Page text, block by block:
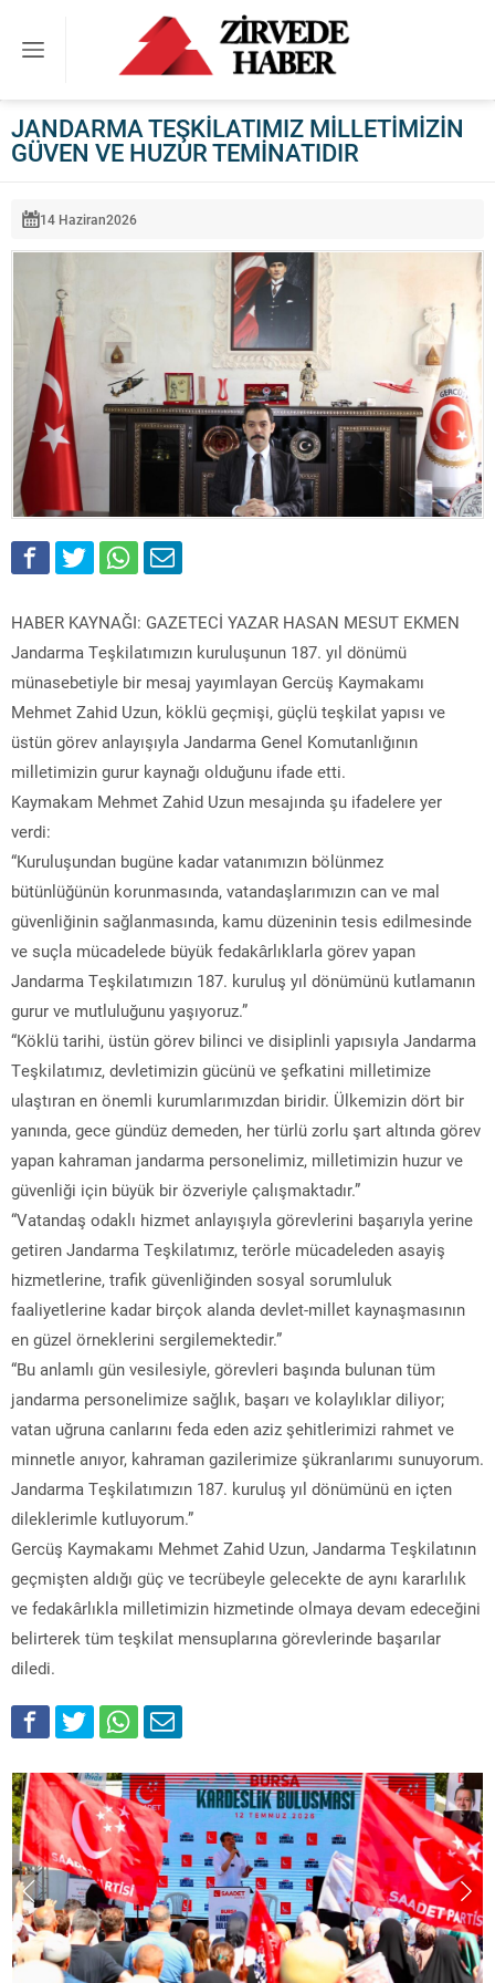
JANDARMA TEŞKİLATIMIZ MİLLETİMİZİN
GÜVEN VE HUZUR TEMİNATIDIR
14 Haziran2026
HABER KAYNAĞI: GAZETECİ YAZAR HASAN MESUT EKMEN
Jandarma Teşkilatımızın kuruluşunun 187. yıl dönümü
münasebetiyle bir mesaj yayımlayan Gercüş Kaymakamı
Mehmet Zahid Uzun, köklü geçmişi, güçlü teşkilat yapısı ve
üstün görev anlayışıyla Jandarma Genel Komutanlığının
milletimizin gurur kaynağı olduğunu ifade etti.
Kaymakam Mehmet Zahid Uzun mesajında şu ifadelere yer
verdi:
“Kuruluşundan bugüne kadar vatanımızın bölünmez
bütünlüğünün korunmasında, vatandaşlarımızın can ve mal
güvenliğinin sağlanmasında, kamu düzeninin tesis edilmesinde
ve suçla mücadelede büyük fedakârlıklarla görev yapan
Jandarma Teşkilatımızın 187. kuruluş yıl dönümünü kutlamanın
gurur ve mutluluğunu yaşıyoruz.”
“Köklü tarihi, üstün görev bilinci ve disiplinli yapısıyla Jandarma
Teşkilatımız, devletimizin gücünü ve şefkatini milletimize
ulaştıran en önemli kurumlarımızdan biridir. Ülkemizin dört bir
yanında, gece gündüz demeden, her türlü zorlu şart altında görev
yapan kahraman jandarma personelimiz, milletimizin huzur ve
güvenliği için büyük bir özveriyle çalışmaktadır.”
“Vatandaş odaklı hizmet anlayışıyla görevlerini başarıyla yerine
getiren Jandarma Teşkilatımız, terörle mücadeleden asayiş
hizmetlerine, trafik güvenliğinden sosyal sorumluluk
faaliyetlerine kadar birçok alanda devlet-millet kaynaşmasının
en güzel örneklerini sergilemektedir.”
“Bu anlamlı gün vesilesiyle, görevleri başında bulunan tüm
jandarma personelimize sağlık, başarı ve kolaylıklar diliyor;
vatan uğruna canlarını feda eden aziz şehitlerimizi rahmet ve
minnetle anıyor, kahraman gazilerimize şükranlarımı sunuyorum.
Jandarma Teşkilatımızın 187. kuruluş yıl dönümünü en içten
dileklerimle kutluyorum.”
Gercüş Kaymakamı Mehmet Zahid Uzun, Jandarma Teşkilatının
geçmişten aldığı güç ve tecrübeyle gelecekte de aynı kararlılık
ve fedakârlıkla milletimizin hizmetinde olmaya devam edeceğini
belirterek tüm teşkilat mensuplarına görevlerinde başarılar
diledi.